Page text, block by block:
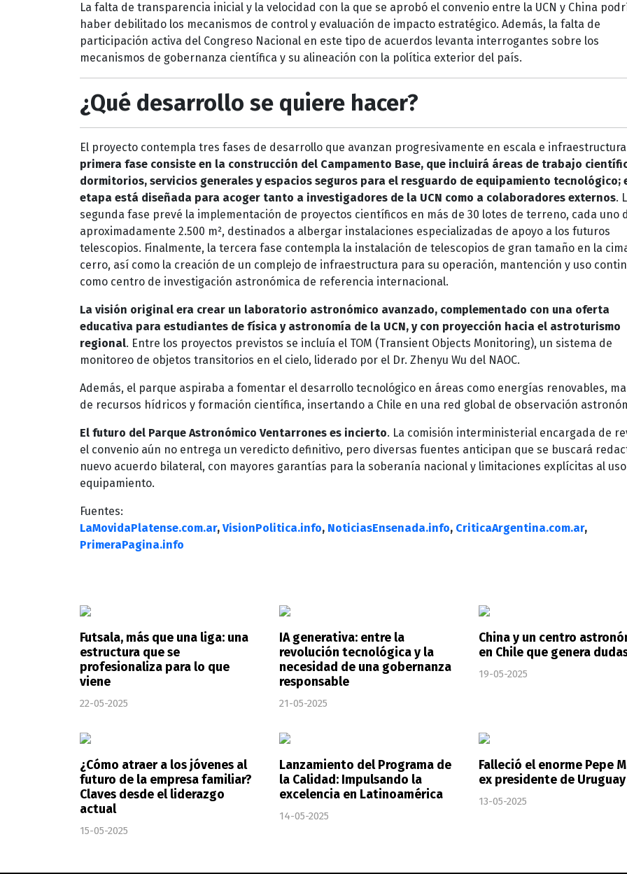
La falta de transparencia inicial y la velocidad con la que se aprobó el convenio entre la UCN y China
haber debilitado los mecanismos de control y evaluación de impacto estratégico. Además, la falta de
participación activa del Congreso Nacional en este tipo de acuerdos levanta interrogantes sobre los
mecanismos de gobernanza científica y su alineación con la política exterior del país.
¿Qué desarrollo se quiere hacer?
El proyecto contempla tres fases de desarrollo que avanzan progresivamente en escala e
primera fase consiste en la construcción del Campamento Base, que incluirá áreas de trabajo
dormitorios, servicios generales y espacios seguros para el resguardo de equipamiento tecnológico;
etapa está diseñada para acoger tanto a investigadores de la UCN como a colaboradores externos.
segunda fase prevé la implementación de proyectos científicos en más de 30 lotes de terreno, cada uno
aproximadamente 2.500 m², destinados a albergar instalaciones especializadas de apoyo a los futuros
telescopios. Finalmente, la tercera fase contempla la instalación de telescopios de gran tamaño en la
cerro, así como la creación de un complejo de infraestructura para su operación, mantención y uso
como centro de investigación astronómica de referencia internacional.
La visión original era crear un laboratorio astronómico avanzado, complementado con una oferta
educativa para estudiantes de física y astronomía de la UCN, y con proyección hacia el astroturismo
regional. Entre los proyectos previstos se incluía el TOM (Transient Objects Monitoring), un sistema de
monitoreo de objetos transitorios en el cielo, liderado por el Dr. Zhenyu Wu del NAOC.
Además, el parque aspiraba a fomentar el desarrollo tecnológico en áreas como energías renovables,
de recursos hídricos y formación científica, insertando a Chile en una red global de observación
El futuro del Parque Astronómico Ventarrones es incierto. La comisión interministerial encargada de
el convenio aún no entrega un veredicto definitivo, pero diversas fuentes anticipan que se buscará
nuevo acuerdo bilateral, con mayores garantías para la soberanía nacional y limitaciones explícitas al
equipamiento.
Fuentes:
LaMovidaPlatense.com.ar, VisionPolitica.info, NoticiasEnsenada.info, CriticaArgentina.com.ar,
PrimeraPagina.info
Futsala, más que una liga: una
estructura que se
profesionaliza para lo que
viene
22-05-2025
IA generativa: entre la
revolución tecnológica y la
necesidad de una gobernanza
responsable
21-05-2025
China y un centro
en Chile que genera
19-05-2025
¿Cómo atraer a los jóvenes al
futuro de la empresa familiar?
Claves desde el liderazgo
actual
15-05-2025
Lanzamiento del Programa de
la Calidad: Impulsando la
excelencia en Latinoamérica
14-05-2025
Falleció el enorme Pepe
ex presidente de Uruguay
13-05-2025